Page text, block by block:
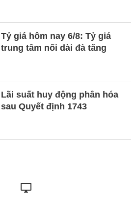
Tỷ giá hôm nay 6/8: Tỷ giá
trung tâm nối dài đà tăng
Lãi suất huy động phân hóa
sau Quyết định 1743